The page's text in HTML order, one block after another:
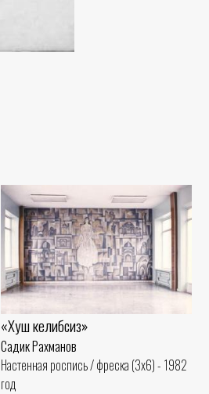
«Хуш келибсиз»
Садик Рахманов
Настенная роспись / фреска (3x6) - 1982
год